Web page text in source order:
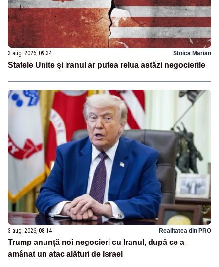
3 aug. 2026, 09:34 Stoica Marian
Statele Unite şi Iranul ar putea relua astăzi negocierile
3 aug. 2026, 08:14 Realitatea din PRO
Trump anunță noi negocieri cu Iranul, după ce a
amânat un atac alături de Israel